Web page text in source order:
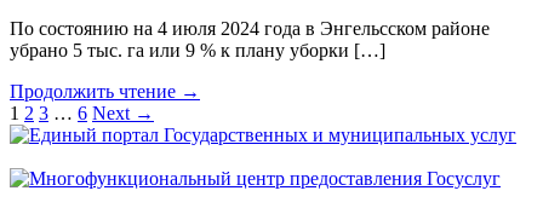
По состоянию на 4 июля 2024 года в Энгельсском районе
убрано 5 тыс. га или 9 % к плану уборки […]
Продолжить чтение →
1 2 3 … 6 Next →